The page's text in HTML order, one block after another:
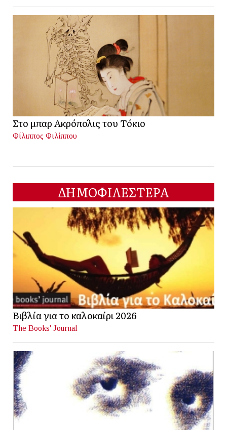
Στο μπαρ Ακρόπολις του Τόκιο
Φίλιππος Φιλίππου
ΔΗΜΟΦΙΛΕΣΤΕΡΑ
Βιβλία για το καλοκαίρι 2026
The Books' Journal